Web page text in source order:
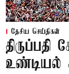
தேசிய செய்திகள்
திருப்பதி
உண்டியல்